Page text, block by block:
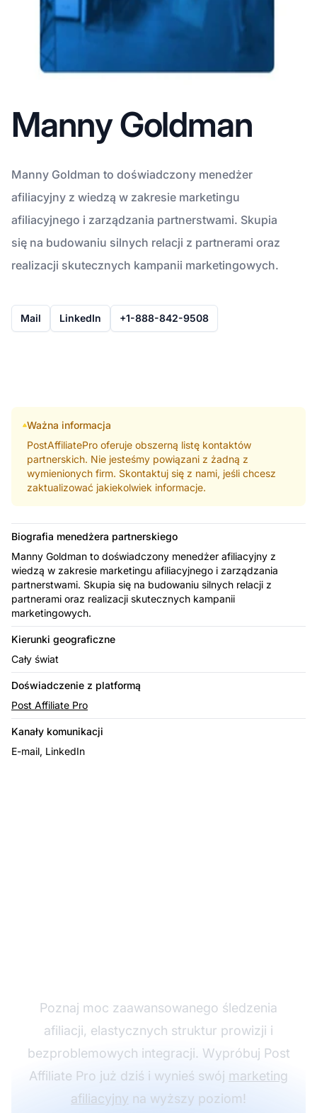
Manny Goldman
Manny Goldman to doświadczony menedżer
afiliacyjny z wiedzą w zakresie marketingu
afiliacyjnego i zarządzania partnerstwami. Skupia
się na budowaniu silnych relacji z partnerami oraz
realizacji skutecznych kampanii marketingowych.
Mail LinkedIn +1-888-842-9508
Ważna informacja
PostAffiliatePro oferuje obszerną listę kontaktów
partnerskich. Nie jesteśmy powiązani z żadną z
wymienionych firm. Skontaktuj się z nami, jeśli chcesz
zaktualizować jakiekolwiek informacje.
Biografia menedżera partnerskiego
Manny Goldman to doświadczony menedżer afiliacyjny z
wiedzą w zakresie marketingu afiliacyjnego i zarządzania
partnerstwami. Skupia się na budowaniu silnych relacji z
partnerami oraz realizacji skutecznych kampanii
marketingowych.
Kierunki geograficzne
Cały świat
Doświadczenie z platformą
Post Affiliate Pro
Kanały komunikacji
E-mail, LinkedIn
Poznaj moc zaawansowanego śledzenia
afiliacji, elastycznych struktur prowizji i
bezproblemowych integracji. Wypróbuj Post
Affiliate Pro już dziś i wynieś swój marketing
afiliacyjny na wyższy poziom!